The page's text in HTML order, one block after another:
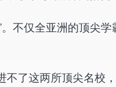
不仅全亚洲的顶尖
了这两所顶尖名校